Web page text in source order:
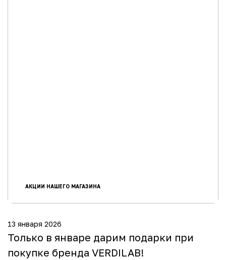
АКЦИИ НАШЕГО МАГАЗИНА
13 января 2026
Только в январе дарим подарки при
покупке бренда VERDILAB!